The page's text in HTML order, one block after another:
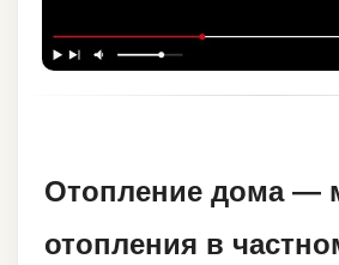
Отопление дома —
отопления в